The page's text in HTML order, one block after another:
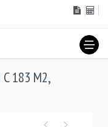
C 183 M2,